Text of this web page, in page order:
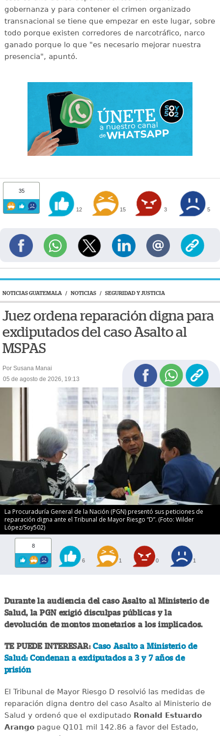
gobernanza y para contener el crimen organizado
transnacional se tiene que empezar en este lugar, sobre
todo porque existen corredores de narcotráfico, narco
ganado porque lo que "es necesario mejorar nuestra
presencia", apuntó.
35
12 15 3 5
NOTICIAS GUATEMALA / NOTICIAS / SEGURIDAD Y JUSTICIA
Juez ordena reparación digna para
exdiputados del caso Asalto al
MSPAS
Por Susana Manai
05 de agosto de 2026, 19:13
La Procuraduría General de la Nación (PGN) presentó sus peticiones de
reparación digna ante el Tribunal de Mayor Riesgo “D”. (Foto: Wilder
López/Soy502)
8
6 1 0 1
Durante la audiencia del caso Asalto al Ministerio de
Salud, la PGN exigió disculpas públicas y la
devolución de montos monetarios a los implicados.
TE PUEDE INTERESAR:Caso Asalto a Ministerio de
Salud: Condenan a exdiputados a 3 y 7 años de
prisión
El Tribunal de Mayor Riesgo D resolvió las medidas de
reparación digna dentro del caso Asalto al Ministerio de
Salud y ordenó que el exdiputado Ronald Estuardo
Arangopague Q101 mil 142.86 a favor del Estado,